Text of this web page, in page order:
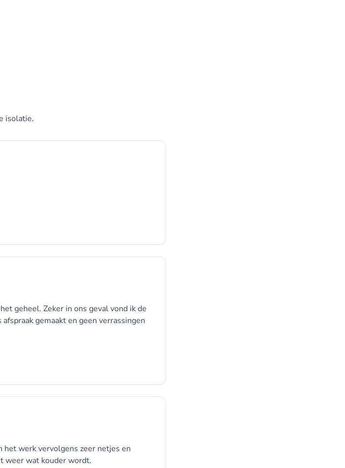
isolatie.
geheel. Zeker in ons geval vond ik de
gemaakt en geen verrassingen
het werk vervolgens zeer netjes en
weer wat kouder wordt.